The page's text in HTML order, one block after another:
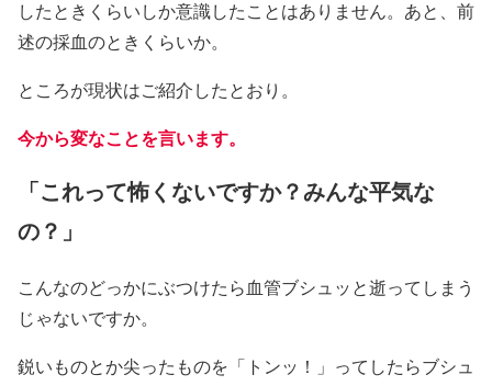
したときくらいしか意識したことはありません。あと、前
述の採血のときくらいか。
ところが現状はご紹介したとおり。
今から変なことを言います。
「これって怖くないですか？みんな平気な
の？」
こんなのどっかにぶつけたら血管ブシュッと逝ってしまう
じゃないですか。
鋭いものとか尖ったものを「トンッ！」ってしたらブシュ